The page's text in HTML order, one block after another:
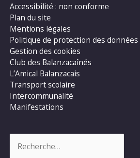
Accessibilité : non conforme
Plan du site
Mentions légales
Politique de protection des données
Gestion des cookies
Club des Balanzacaînés
L’Amical Balanzacais
Transport scolaire
Intercommunalité
Manifestations